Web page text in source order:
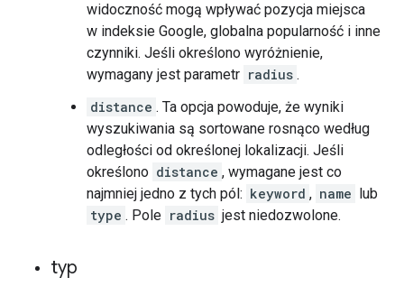
widoczność mogą wpływać pozycja miejsca
w indeksie Google, globalna popularność i inne
czynniki. Jeśli określono wyróżnienie,
wymagany jest parametr radius .
distance . Ta opcja powoduje, że wyniki
wyszukiwania są sortowane rosnąco według
odległości od określonej lokalizacji. Jeśli
określono distance , wymagane jest co
najmniej jedno z tych pól: keyword , name lub
type . Pole radius jest niedozwolone.
typ